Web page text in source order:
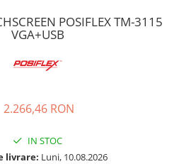
POSIFLEX TM-3115
VGA+USB
2.266,46 RON
IN STOC
livrare: Luni, 10.08.2026